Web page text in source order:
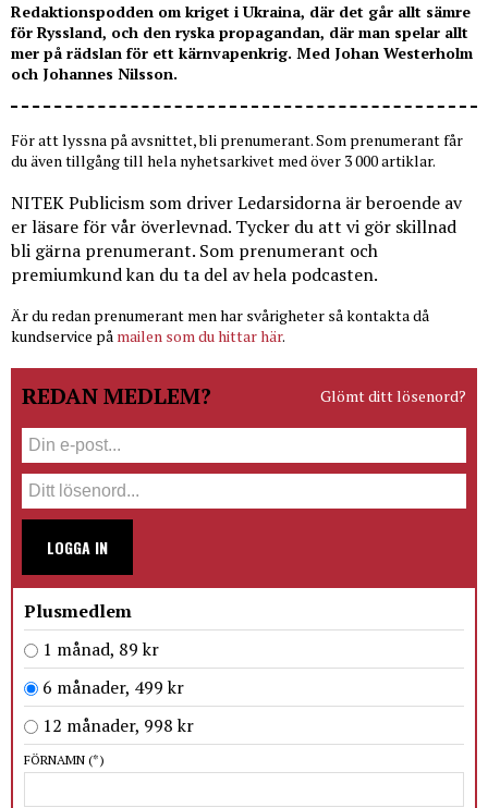
Redaktionspodden om kriget i Ukraina, där det går allt sämre
för Ryssland, och den ryska propagandan, där man spelar allt
mer på rädslan för ett kärnvapenkrig. Med Johan Westerholm
och Johannes Nilsson.
För att lyssna på avsnittet, bli prenumerant. Som prenumerant får
du även tillgång till hela nyhetsarkivet med över 3 000 artiklar.
NITEK Publicism som driver Ledarsidorna är beroende av
er läsare för vår överlevnad. Tycker du att vi gör skillnad
bli gärna prenumerant. Som prenumerant och
premiumkund kan du ta del av hela podcasten.
Är du redan prenumerant men har svårigheter så kontakta då
kundservice på mailen som du hittar här.
REDAN MEDLEM? Glömt ditt lösenord?
LOGGA IN
Plusmedlem
1 månad, 89 kr
6 månader, 499 kr
12 månader, 998 kr
FÖRNAMN (*)